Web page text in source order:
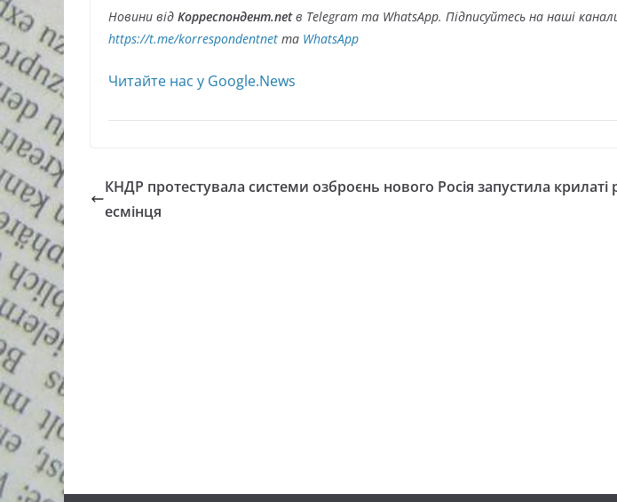
Новини від Корреспондент.netв Telegram та WhatsApp. Підписуйтесь на наші
https://t.me/korrespondentnet та WhatsApp
Читайте нас у Google.News
КНДР протестувала системи озброєнь нового
есмінця
Росія запустила